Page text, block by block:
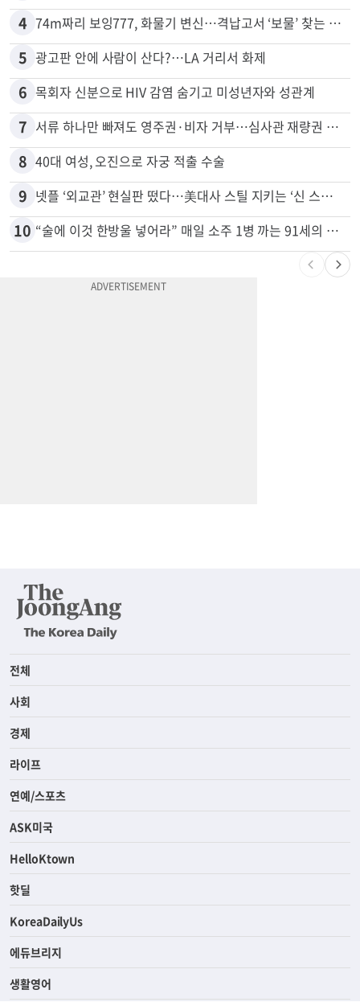
4 74m짜리 보잉777, 화물기 변신…격납고서 ‘보물’ 찾는 인천공항
5 광고판 안에 사람이 산다?…LA 거리서 화제
6 목회자 신분으로 HIV 감염 숨기고 미성년자와 성관계
7 서류 하나만 빠져도 영주권·비자 거부…심사관 재량권 대폭 확대
8 40대 여성, 오진으로 자궁 적출 수술
9 넷플 ‘외교관’ 현실판 떴다…美대사 스틸 지키는 ‘신 스틸러’
10 “술에 이것 한방울 넣어라” 매일 소주 1병 까는 91세의 철칙
전체
사회
경제
라이프
연예/스포츠
ASK미국
HelloKtown
핫딜
KoreaDailyUs
에듀브리지
생활영어